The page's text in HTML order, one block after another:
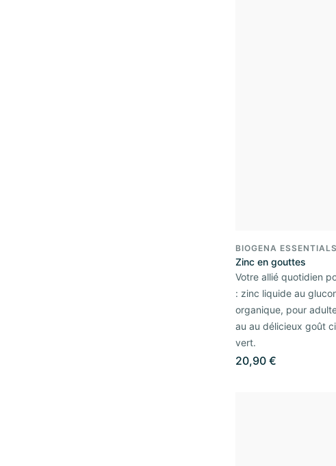
BIOGENA ESSENTIALS
Zinc en gouttes
Votre allié quotidien
: zinc liquide au
organique, pour
au au délicieux goût
vert.
20,90 €